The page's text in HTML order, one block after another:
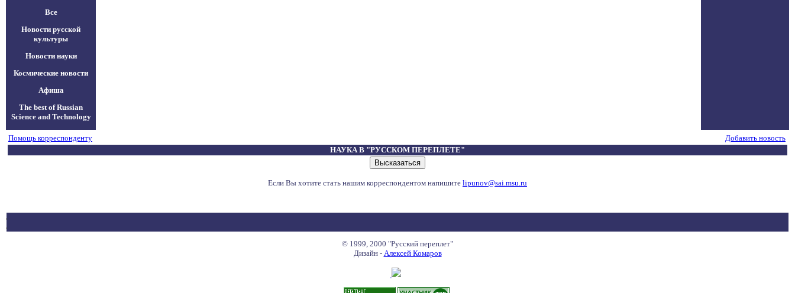
Все
Новости русской
культуры
Новости науки
Космические новости
Афиша
The best of Russian
Science and Technology
Помощь корреспонденту
Добавить новость
НАУКА В "РУССКОМ ПЕРЕПЛЕТЕ"
Если Вы хотите стать нашим корреспондентом напишите lipunov@sai.msu.ru
© 1999, 2000 "Русский переплет"
Дизайн - Алексей Комаров